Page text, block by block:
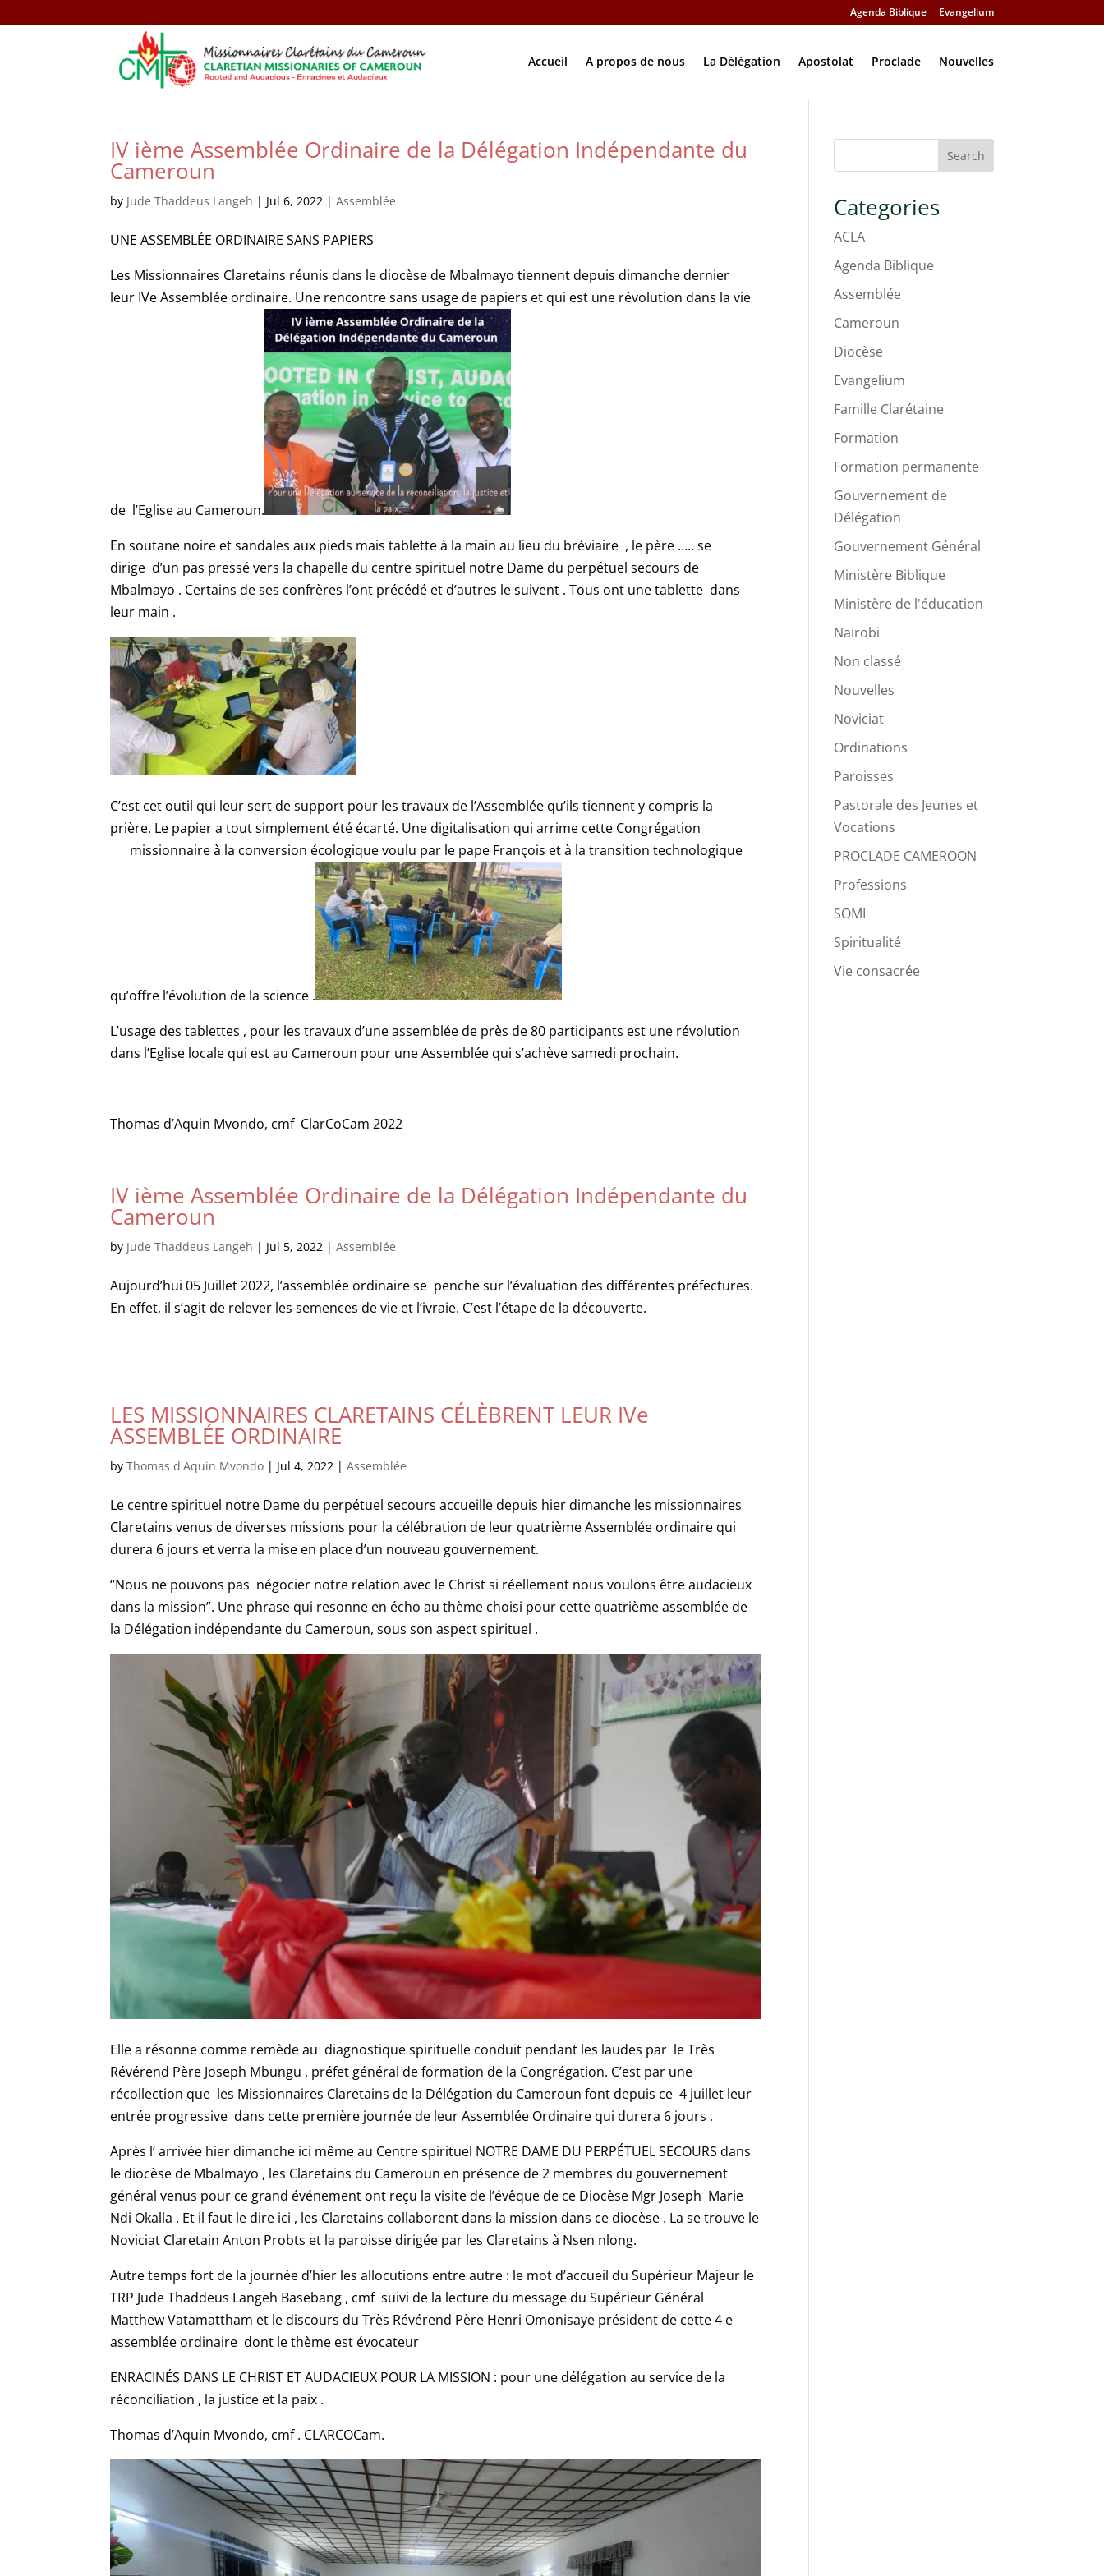
Agenda Biblique Evangelium
Accueil A propos de nous La Délégation Apostolat Proclade Nouvelles
IV ième Assemblée Ordinaire de la Délégation Indépendante du
Cameroun
by Jude Thaddeus Langeh | Jul 6, 2022 |Assemblée
UNE ASSEMBLÉE ORDINAIRE SANS PAPIERS
Les Missionnaires Claretains réunis dans le diocèse de Mbalmayo tiennent depuis dimanche dernier
leur IVe Assemblée ordinaire. Une rencontre sans usage de papiers et qui est une révolution dans la vie
de l’Eglise au Cameroun.
En soutane noire et sandales aux pieds mais tablette à la main au lieu du bréviaire , le père ….. se
dirige d’un pas pressé vers la chapelle du centre spirituel notre Dame du perpétuel secours de
Mbalmayo . Certains de ses confrères l’ont précédé et d’autres le suivent . Tous ont une tablette dans
leur main .
C’est cet outil qui leur sert de support pour les travaux de l’Assemblée qu’ils tiennent y compris la
prière. Le papier a tout simplement été écarté. Une digitalisation qui arrime cette Congrégation
missionnaire à la conversion écologique voulu par le pape François et à la transition technologique
qu’offre l’évolution de la science .
L’usage des tablettes , pour les travaux d’une assemblée de près de 80 participants est une révolution
dans l’Eglise locale qui est au Cameroun pour une Assemblée qui s’achève samedi prochain.
Thomas d’Aquin Mvondo, cmf ClarCoCam 2022
IV ième Assemblée Ordinaire de la Délégation Indépendante du
Cameroun
by Jude Thaddeus Langeh | Jul 5, 2022 |Assemblée
Aujourd’hui 05 Juillet 2022, l’assemblée ordinaire se penche sur l’évaluation des différentes préfectures.
En effet, il s’agit de relever les semences de vie et l’ivraie. C’est l’étape de la découverte.
LES MISSIONNAIRES CLARETAINS CÉLÈBRENT LEUR IVe
ASSEMBLÉE ORDINAIRE
byThomas d'Aquin Mvondo | Jul 4, 2022 |Assemblée
Le centre spirituel notre Dame du perpétuel secours accueille depuis hier dimanche les missionnaires
Claretains venus de diverses missions pour la célébration de leur quatrième Assemblée ordinaire qui
durera 6 jours et verra la mise en place d’un nouveau gouvernement.
“Nous ne pouvons pas négocier notre relation avec le Christ si réellement nous voulons être audacieux
dans la mission”. Une phrase qui resonne en écho au thème choisi pour cette quatrième assemblée de
la Délégation indépendante du Cameroun, sous son aspect spirituel .
Elle a résonne comme remède au diagnostique spirituelle conduit pendant les laudes par le Très
Révérend Père Joseph Mbungu , préfet général de formation de la Congrégation. C’est par une
récollection que les Missionnaires Claretains de la Délégation du Cameroun font depuis ce 4 juillet leur
entrée progressive dans cette première journée de leur Assemblée Ordinaire qui durera 6 jours .
Après l’ arrivée hier dimanche ici même au Centre spirituel NOTRE DAME DU PERPÉTUEL SECOURS dans
le diocèse de Mbalmayo , les Claretains du Cameroun en présence de 2 membres du gouvernement
général venus pour ce grand événement ont reçu la visite de l’évêque de ce Diocèse Mgr Joseph Marie
Ndi Okalla . Et il faut le dire ici , les Claretains collaborent dans la mission dans ce diocèse . La se trouve le
Noviciat Claretain Anton Probts et la paroisse dirigée par les Claretains à Nsen nlong.
Autre temps fort de la journée d’hier les allocutions entre autre : le mot d’accueil du Supérieur Majeur le
TRP Jude Thaddeus Langeh Basebang , cmf suivi de la lecture du message du Supérieur Général
Matthew Vatamattham et le discours du Très Révérend Père Henri Omonisaye président de cette 4 e
assemblée ordinaire dont le thème est évocateur
ENRACINÉS DANS LE CHRIST ET AUDACIEUX POUR LA MISSION : pour une délégation au service de la
réconciliation , la justice et la paix .
Thomas d’Aquin Mvondo, cmf . CLARCOCam.
Search
Categories
ACLA
Agenda Biblique
Assemblée
Cameroun
Diocèse
Evangelium
Famille Clarétaine
Formation
Formation permanente
Gouvernement de
Délégation
Gouvernement Général
Ministère Biblique
Ministère de l'éducation
Nairobi
Non classé
Nouvelles
Noviciat
Ordinations
Paroisses
Pastorale des Jeunes et
Vocations
PROCLADE CAMEROON
Professions
SOMI
Spiritualité
Vie consacrée